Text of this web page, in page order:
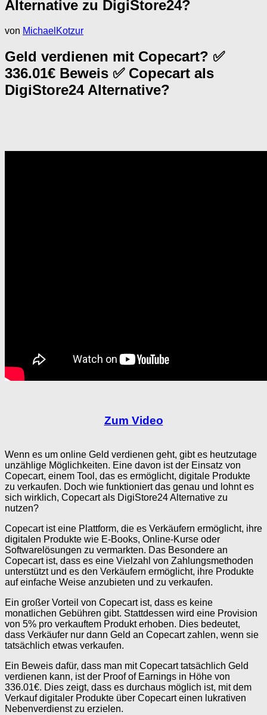
Alternative zu DigiStore24?
von MichaelKotzur
Geld verdienen mit Copecart? ✅
336.01€ Beweis ✅ Copecart als
DigiStore24 Alternative?
Zum Video
Wenn es um online Geld verdienen geht, gibt es heutzutage
unzählige Möglichkeiten. Eine davon ist der Einsatz von
Copecart, einem Tool, das es ermöglicht, digitale Produkte
zu verkaufen. Doch wie funktioniert das genau und lohnt es
sich wirklich, Copecart als DigiStore24 Alternative zu
nutzen?
Copecart ist eine Plattform, die es Verkäufern ermöglicht, ihre
digitalen Produkte wie E-Books, Online-Kurse oder
Softwarelösungen zu vermarkten. Das Besondere an
Copecart ist, dass es eine Vielzahl von Zahlungsmethoden
unterstützt und es den Verkäufern ermöglicht, ihre Produkte
auf einfache Weise anzubieten und zu verkaufen.
Ein großer Vorteil von Copecart ist, dass es keine
monatlichen Gebühren gibt. Stattdessen wird eine Provision
von 5% pro verkauftem Produkt erhoben. Dies bedeutet,
dass Verkäufer nur dann Geld an Copecart zahlen, wenn sie
tatsächlich etwas verkaufen.
Ein Beweis dafür, dass man mit Copecart tatsächlich Geld
verdienen kann, ist der Proof of Earnings in Höhe von
336.01€. Dies zeigt, dass es durchaus möglich ist, mit dem
Verkauf digitaler Produkte über Copecart einen lukrativen
Nebenverdienst zu erzielen.